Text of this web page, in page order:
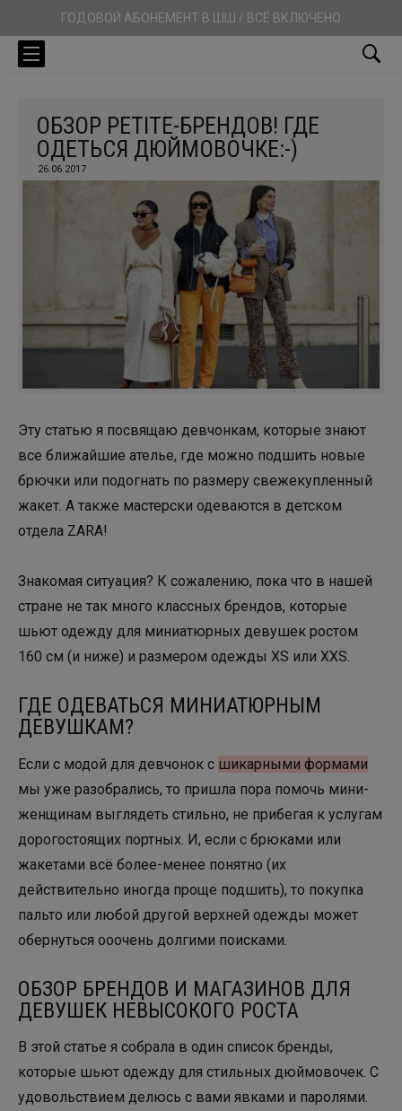
ГОДОВОЙ АБОНЕМЕНТ В ШШ / ВСЁ ВКЛЮЧЕНО
ОБЗОР PETITE-БРЕНДОВ! ГДЕ
ОДЕТЬСЯ ДЮЙМОВОЧКЕ:-)
26.06.2017
Эту статью я посвящаю девчонкам, которые знают
все ближайшие ателье, где можно подшить новые
брючки или подогнать по размеру свежекупленный
жакет. А также мастерски одеваются в детском
отдела ZARA!
Знакомая ситуация? К сожалению, пока что в нашей
стране не так много классных брендов, которые
шьют одежду для миниатюрных девушек ростом
160 см (и ниже) и размером одежды XS или XXS.
ГДЕ ОДЕВАТЬСЯ МИНИАТЮРНЫМ
ДЕВУШКАМ?
Если с модой для девчонок с шикарными формами
мы уже разобрались, то пришла пора помочь мини-
женщинам выглядеть стильно, не прибегая к услугам
дорогостоящих портных. И, если с брюками или
жакетами всё более-менее понятно (их
действительно иногда проще подшить), то покупка
пальто или любой другой верхней одежды может
обернуться ооочень долгими поисками.
ОБЗОР БРЕНДОВ И МАГАЗИНОВ ДЛЯ
ДЕВУШЕК НЕВЫСОКОГО РОСТА
В этой статье я собрала в один список бренды,
которые шьют одежду для стильных дюймовочек. С
удовольствием делюсь с вами явками и паролями.